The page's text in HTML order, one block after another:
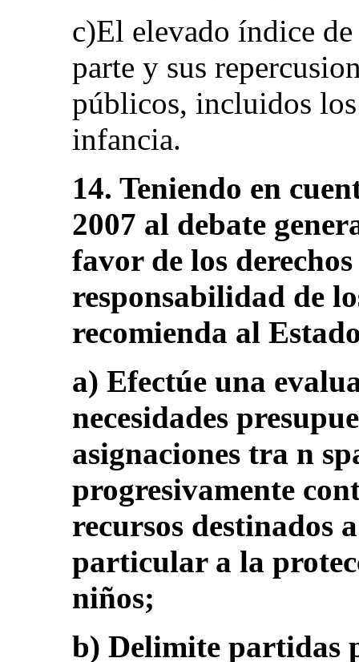
c)El elevado índice
parte y sus
públicos, incluidos
infancia.
14. Teniendo en
2007 al debate
favor de los
responsabilidad de
recomienda al
a) Efectúe una
necesidades
asignaciones tra n
progresivamente
recursos destinados
particular a la
niños;
b) Delimite partidas